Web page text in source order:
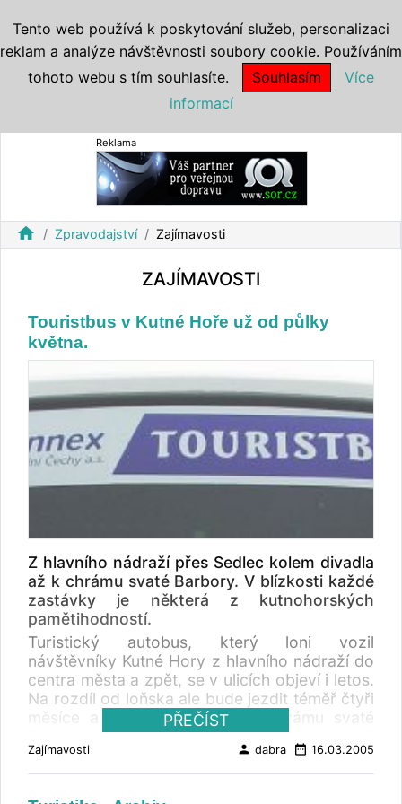
Reklama
home Zpravodajství Zajímavosti
ZAJÍMAVOSTI
Touristbus v Kutné Hoře už od půlky
května.
Z hlavního nádraží přes Sedlec kolem divadla
až k chrámu svaté Barbory. V blízkosti každé
zastávky je některá z kutnohorských
pamětihodností.
Turistický autobus, který loni vozil
návštěvníky Kutné Hory z hlavního nádraží do
centra města a zpět, se v ulicích objeví i letos.
Na rozdíl od loňska ale bude jezdit téměř čtyři
měsíce a zajíždět bude až k chrámu svaté
Barbory. Jízdné podraží o tři koruny na 15
korun. "Účelem Touristbusu není, oby s ním
jezdili Kutnohoráci, " zdůvodnil místostarosta
PŘEČÍST
Zajímavosti person dabra date_range 16.03.2005
Tento web používá k poskytování služeb, personalizaci
reklam a analýze návštěvnosti soubory cookie. Používáním
tohoto webu s tím souhlasíte.
Souhlasím
Více
informací